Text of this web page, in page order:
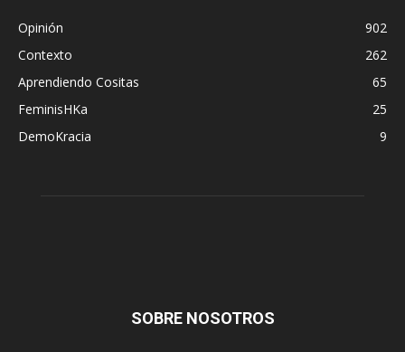
Opinión
902
Contexto
262
Aprendiendo Cositas
65
FeminisHKa
25
DemoKracia
9
SOBRE NOSOTROS